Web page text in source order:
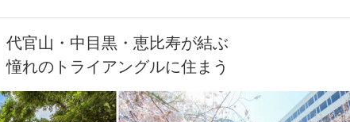
代官山・中目黒・恵比寿が結ぶ
憧れのトライアングルに住まう